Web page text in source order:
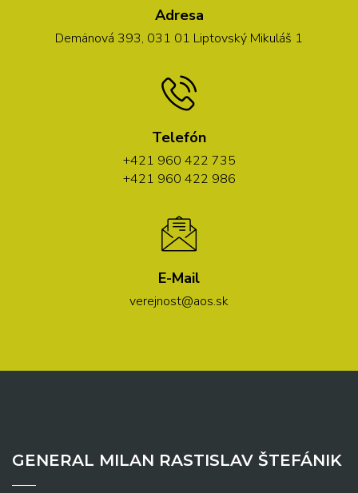
Adresa
Demänová 393, 031 01 Liptovský Mikuláš 1
Telefón
+421 960 422 735
+421 960 422 986
E-Mail
verejnost@aos.sk
GENERAL MILAN RASTISLAV ŠTEFÁNIK